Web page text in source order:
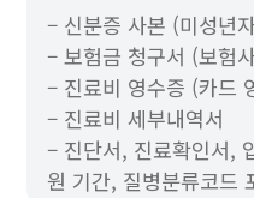
– 신분증 사본 (미성년
– 보험금 청구서 (보험
– 진료비 영수증 (카드
– 진료비 세부내역서
– 진단서, 진료확인서,
원 기간, 질병분류코드